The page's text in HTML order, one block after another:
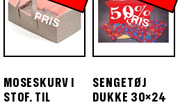
P
IS
MOSESKURV I
STOF. TIL
P
IS
SENGETØJ
DUKKE 30×24